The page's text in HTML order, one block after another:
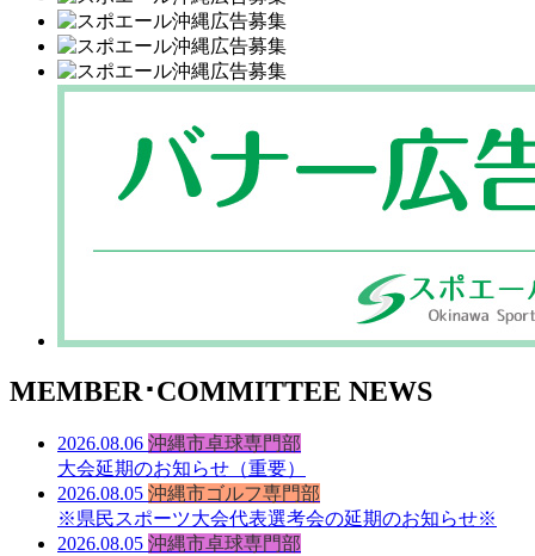
MEMBER･COMMITTEE NEWS
2026.08.06 沖縄市卓球専門部
大会延期のお知らせ（重要）
2026.08.05 沖縄市ゴルフ専門部
※県民スポーツ大会代表選考会の延期のお知らせ※
2026.08.05 沖縄市卓球専門部